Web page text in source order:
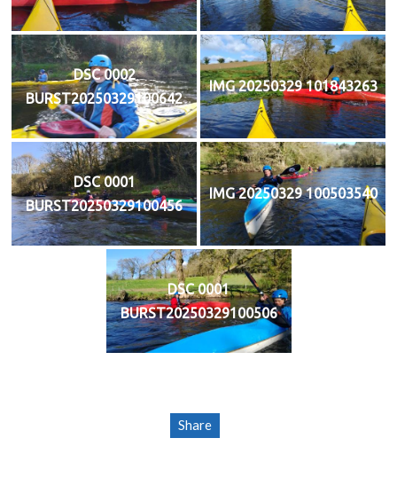
DSC 0002
BURST20250329100642
IMG 20250329 101843263
DSC 0001
BURST20250329100456
IMG 20250329 100503540
DSC 0001
BURST20250329100506
Share